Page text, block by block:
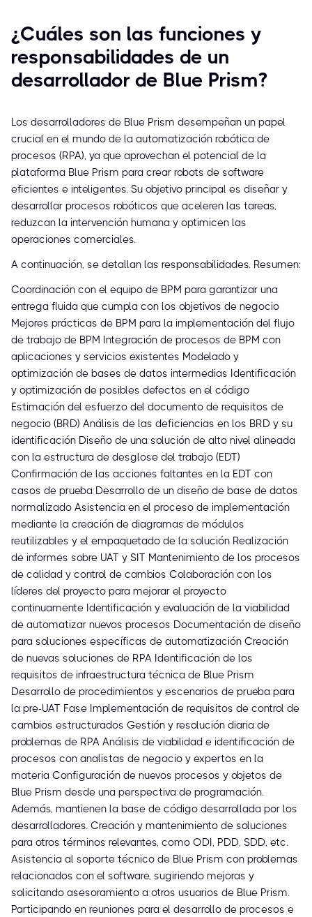
¿Cuáles son las funciones y
responsabilidades de un
desarrollador de Blue Prism?
Los desarrolladores de Blue Prism desempeñan un papel
crucial en el mundo de la automatización robótica de
procesos (RPA), ya que aprovechan el potencial de la
plataforma Blue Prism para crear robots de software
eficientes e inteligentes. Su objetivo principal es diseñar y
desarrollar procesos robóticos que aceleren las tareas,
reduzcan la intervención humana y optimicen las
operaciones comerciales.
A continuación, se detallan las responsabilidades. Resumen:
Coordinación con el equipo de BPM para garantizar una
entrega fluida que cumpla con los objetivos de negocio
Mejores prácticas de BPM para la implementación del flujo
de trabajo de BPM Integración de procesos de BPM con
aplicaciones y servicios existentes Modelado y
optimización de bases de datos intermedias Identificación
y optimización de posibles defectos en el código
Estimación del esfuerzo del documento de requisitos de
negocio (BRD) Análisis de las deficiencias en los BRD y su
identificación Diseño de una solución de alto nivel alineada
con la estructura de desglose del trabajo (EDT)
Confirmación de las acciones faltantes en la EDT con
casos de prueba Desarrollo de un diseño de base de datos
normalizado Asistencia en el proceso de implementación
mediante la creación de diagramas de módulos
reutilizables y el empaquetado de la solución Realización
de informes sobre UAT y SIT Mantenimiento de los procesos
de calidad y control de cambios Colaboración con los
líderes del proyecto para mejorar el proyecto
continuamente Identificación y evaluación de la viabilidad
de automatizar nuevos procesos Documentación de diseño
para soluciones específicas de automatización Creación
de nuevas soluciones de RPA Identificación de los
requisitos de infraestructura técnica de Blue Prism
Desarrollo de procedimientos y escenarios de prueba para
la pre-UAT Fase Implementación de requisitos de control de
cambios estructurados Gestión y resolución diaria de
problemas de RPA Análisis de viabilidad e identificación de
procesos con analistas de negocio y expertos en la
materia Configuración de nuevos procesos y objetos de
Blue Prism desde una perspectiva de programación.
Además, mantienen la base de código desarrollada por los
desarrolladores. Creación y mantenimiento de soluciones
para otros términos relevantes, como ODI, PDD, SDD, etc.
Asistencia al soporte técnico de Blue Prism con problemas
relacionados con el software, sugiriendo mejoras y
solicitando asesoramiento a otros usuarios de Blue Prism.
Participando en reuniones para el desarrollo de procesos e